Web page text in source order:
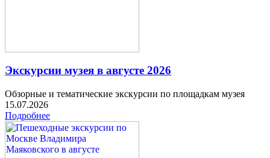
Экскурсии музея в августе 2026
Обзорные и тематические экскурсии по площадкам музея
15.07.2026
Подробнее